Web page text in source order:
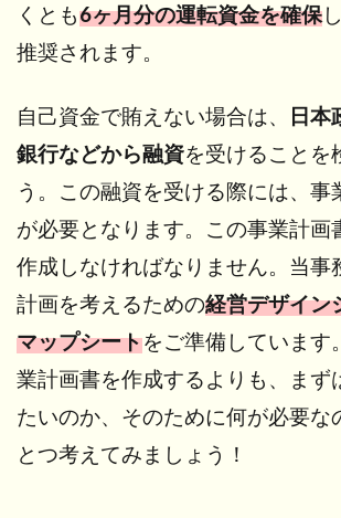
くとも6ヶ月分の運転資金を確保
推奨されます。
自己資金で賄えない場合は、
日本
銀行などから融資を受けることを
う。この融資を受ける際には、事
が必要となります。この事業計画
作成しなければなりません。当事
計画を考えるための経営デザイン
マップシートをご準備しています
業計画書を作成するよりも、まず
たいのか、そのために何が必要な
とつ考えてみましょう！